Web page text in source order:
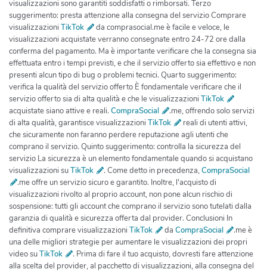
visualizzazioni sono garantiti soddisfatti o rimborsati. Terzo
suggerimento: presta attenzione alla consegna del servizio Comprare
visualizzazioni TikTok
da comprasocial.me è facile e veloce, le
visualizzazioni acquistate verranno consegnate entro 24-72 ore dalla
conferma del pagamento. Ma è importante verificare che la consegna sia
effettuata entro i tempi previsti, e che il servizio offerto sia effettivo e non
presenti alcun tipo di bug o problemi tecnici. Quarto suggerimento:
verifica la qualità del servizio offerto È fondamentale verificare che il
servizio offerto sia di alta qualità e che le visualizzazioni TikTok
acquistate siano attive e reali. CompraSocial
.me, offrendo solo servizi
di alta qualità, garantisce visualizzazioni TikTok
reali di utenti attivi,
che sicuramente non faranno perdere reputazione agli utenti che
comprano il servizio. Quinto suggerimento: controlla la sicurezza del
servizio La sicurezza è un elemento fondamentale quando si acquistano
visualizzazioni suTikTok . Come detto in precedenza, CompraSocial
.me offre un servizio sicuro e garantito. Inoltre, l'acquisto di
visualizzazioni rivolto al proprio account, non pone alcun rischio di
sospensione: tutti gli account che comprano il servizio sono tutelati dalla
garanzia di qualità e sicurezza offerta dal provider. Conclusioni In
definitiva comprare visualizzazioni TikTok da CompraSocial
.me è
una delle migliori strategie per aumentare le visualizzazioni dei propri
video suTikTok
. Prima di fare il tuo acquisto, dovresti fare attenzione
alla scelta del provider, al pacchetto di visualizzazioni, alla consegna del